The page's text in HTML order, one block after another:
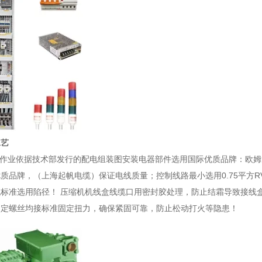
业依据技术部发行的配电组装图安装电器部件选用国际优质品牌：欧
品牌，（上海起帆电缆）保证电线质量；控制线路最小选用0.75平方
准选用陷径！ 压缩机机线盒线缆口用密封胶处理，防止结霜导致接线
螺丝均接标准固定扭力，确保紧固可靠，防止松动打火等隐患！